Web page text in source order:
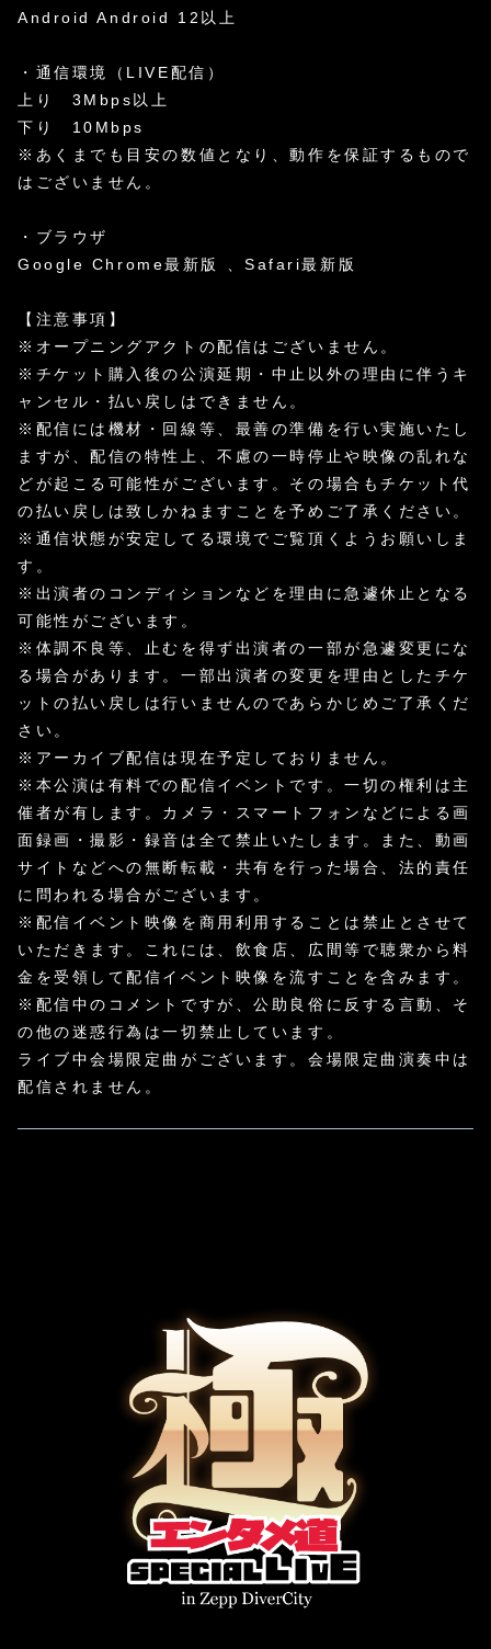
Android Android 12以上
・通信環境（LIVE配信）
上り 3Mbps以上
下り 10Mbps
※あくまでも目安の数値となり、動作を保証するもので
はございません。
・ブラウザ
Google Chrome最新版 、Safari最新版
【注意事項】
※オープニングアクトの配信はございません。
※チケット購入後の公演延期・中止以外の理由に伴うキ
ャンセル・払い戻しはできません。
※配信には機材・回線等、最善の準備を行い実施いたし
ますが、配信の特性上、不慮の一時停止や映像の乱れな
どが起こる可能性がございます。その場合もチケット代
の払い戻しは致しかねますことを予めご了承ください。
※通信状態が安定してる環境でご覧頂くようお願いしま
す。
※出演者のコンディションなどを理由に急遽休止となる
可能性がございます。
※体調不良等、止むを得ず出演者の一部が急遽変更にな
る場合があります。一部出演者の変更を理由としたチケ
ットの払い戻しは行いませんのであらかじめご了承くだ
さい。
※アーカイブ配信は現在予定しておりません。
※本公演は有料での配信イベントです。一切の権利は主
催者が有します。カメラ・スマートフォンなどによる画
面録画・撮影・録音は全て禁止いたします。また、動画
サイトなどへの無断転載・共有を行った場合、法的責任
に問われる場合がございます。
※配信イベント映像を商用利用することは禁止とさせて
いただきます。これには、飲食店、広間等で聴衆から料
金を受領して配信イベント映像を流すことを含みます。
※配信中のコメントですが、公助良俗に反する言動、そ
の他の迷惑行為は一切禁止しています。
ライブ中会場限定曲がございます。会場限定曲演奏中は
配信されません。